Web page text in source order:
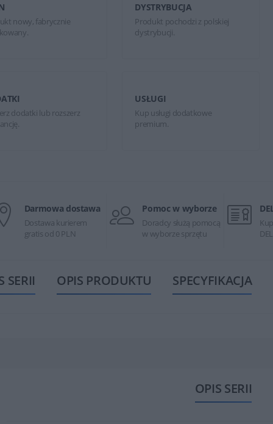
nowy, fabrycznie
DYSTRYBUCJA
Produkt pochodzi z polskiej
dystrybucji.
dodatki lub rozszerz
USŁUGI
Kup usługi dodatkowe
premium.
Darmowa dostawa
Dostawa kurierem
gratis od 0 PLN
Pomoc w wyborze
Doradcy służą pomocą
w wyborze sprzętu
SERII OPIS PRODUKTU SPECYFIKACJA
OPIS SERII